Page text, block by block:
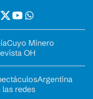
Cuyo Minero
OH
Argentina
las redes